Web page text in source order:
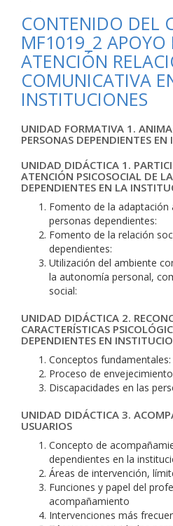
CONTENIDO DEL
MF1019_2 APOYO
ATENCIÓN
COMUNICATIVA
INSTITUCIONES
UNIDAD FORMATIVA 1.
PERSONAS DEPENDIENTES
UNIDAD DIDÁCTICA 1.
ATENCIÓN PSICOSOCIAL DE
DEPENDIENTES EN LA
Fomento de la adaptación
personas dependientes:
Fomento de la relación
dependientes:
Utilización del ambiente
la autonomía personal,
social:
UNIDAD DIDÁCTICA 2.
CARACTERÍSTICAS
DEPENDIENTES EN
Conceptos fundamentales:
Proceso de
Discapacidades en las
UNIDAD DIDÁCTICA 3.
USUARIOS
Concepto de
dependientes en la
Áreas de intervención,
Funciones y papel del
acompañamiento
Intervenciones más